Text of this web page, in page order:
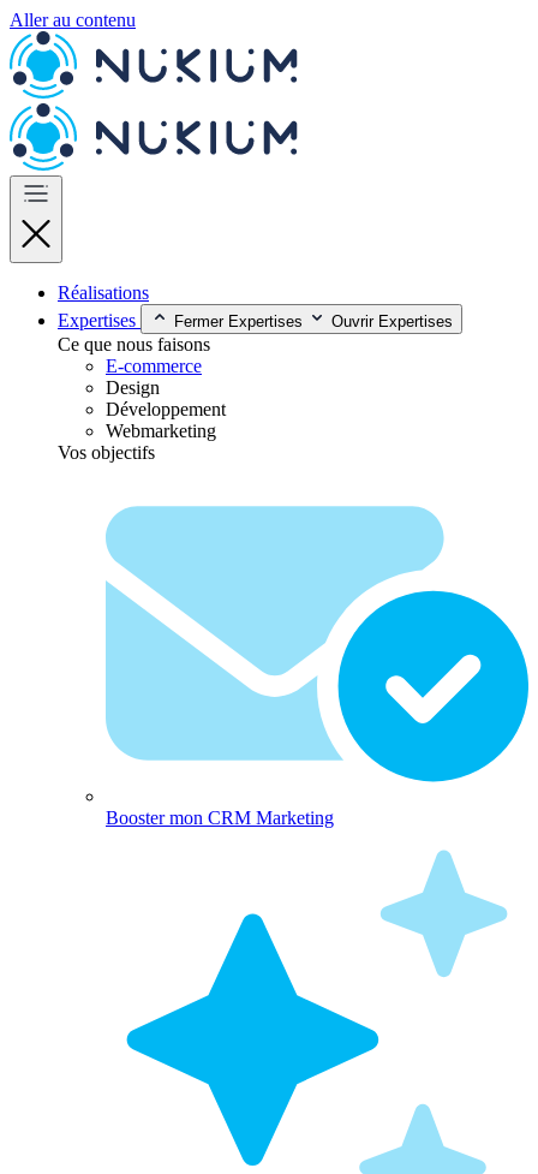
Aller au contenu
Réalisations
Expertises
Fermer Expertises Ouvrir Expertises
Ce que nous faisons
E-commerce
Design
Développement
Webmarketing
Vos objectifs
Booster mon CRM Marketing